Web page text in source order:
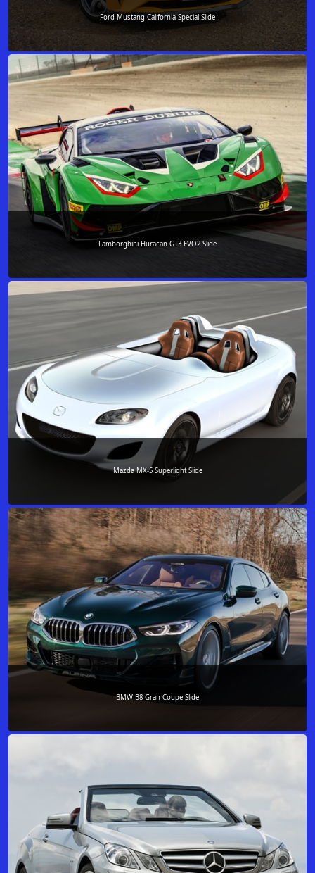
Ford Mustang California Special Slide
Lamborghini Huracan GT3 EVO2 Slide
Mazda MX-5 Superlight Slide
BMW B8 Gran Coupe Slide